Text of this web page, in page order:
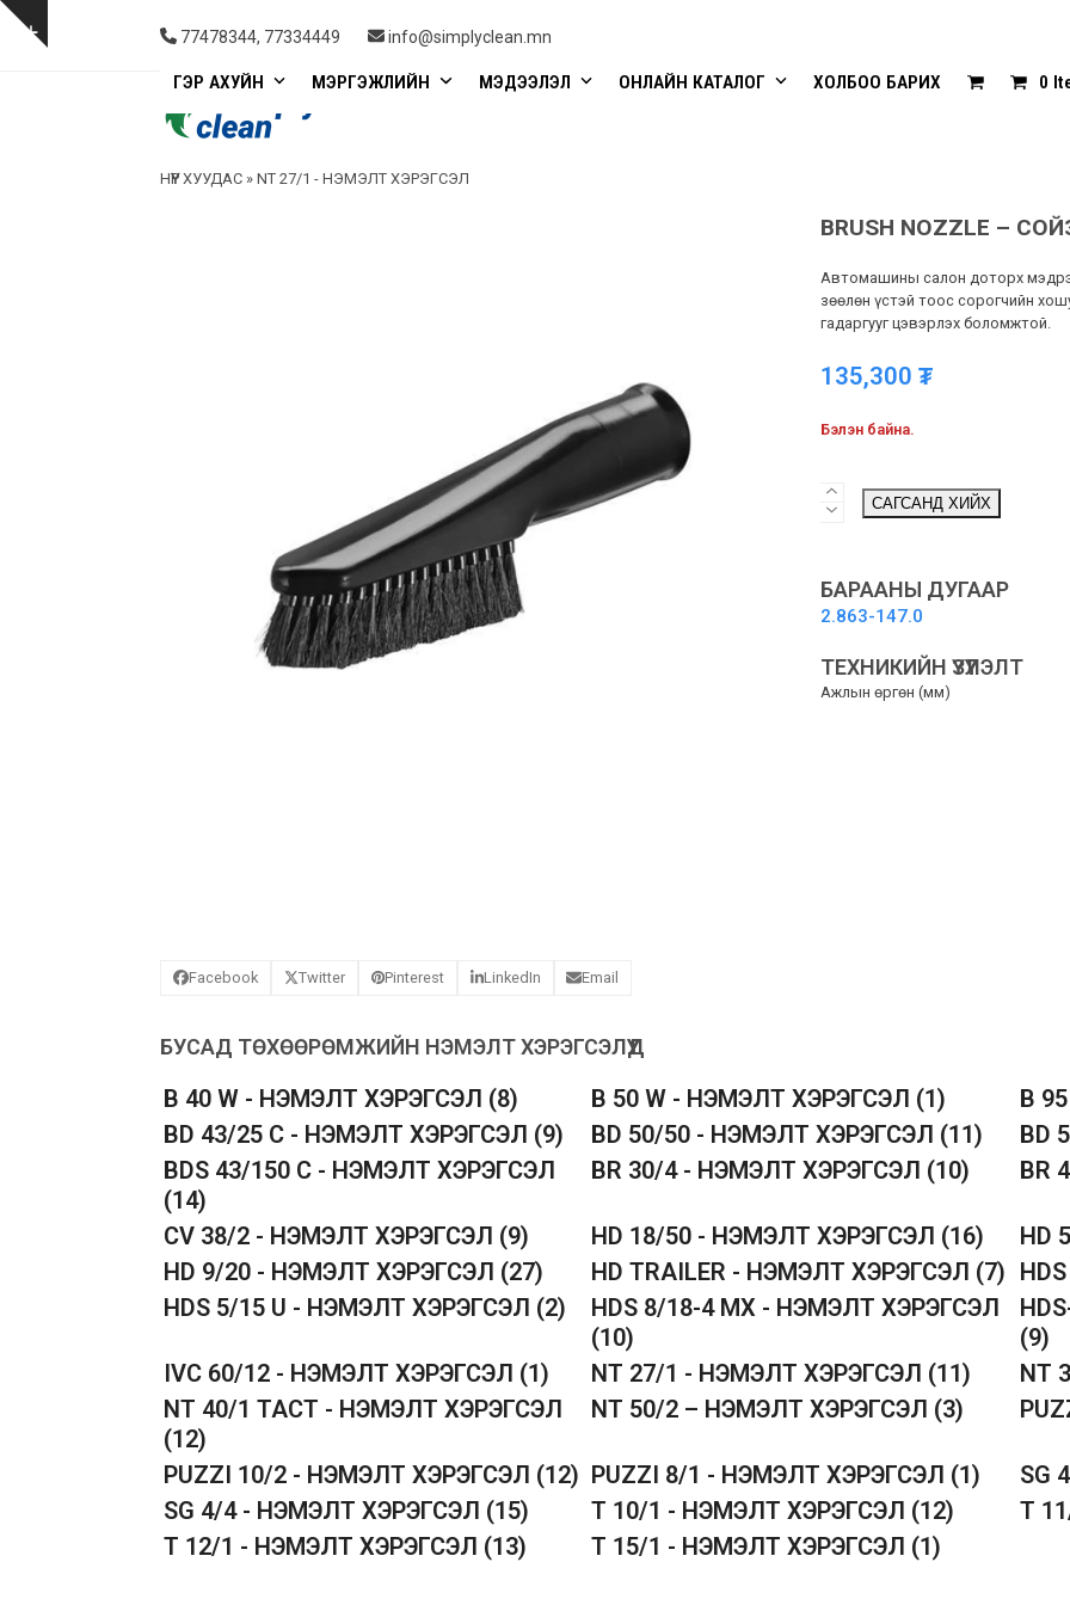
Skip
Show
77478344, 77334449 info@simplyclean.mn
ГЭР АХУЙН МЭРГЭЖЛИЙН МЭДЭЭЛЭЛ ОНЛАЙН КАТАЛОГ ХОЛБОО БАРИХ 0
НҮҮР ХУУДАС »NT 27/1 - НЭМЭЛТ ХЭРЭГСЭЛ
BRUSH NOZZLE –
Автомашины салон доторх
зөөлөн үстэй тоос сорогчийн
гадаргууг цэвэрлэх боломжтой.
135,300 ₮
Бэлэн байна.
Brush
Nozzle
хошуу
quantity
САГСАНД ХИЙХ
БАРААНЫ ДУГААР
2.863-147.0
ТЕХНИКИЙН ҮЗҮҮЛЭЛТ
Ажлын өргөн (мм)
Facebook Twitter Pinterest LinkedIn Email
БУСАД ТӨХӨӨРӨМЖИЙН НЭМЭЛТ ХЭРЭГСЭЛҮҮД
B 40 W - НЭМЭЛТ ХЭРЭГСЭЛ (8) B 50 W - НЭМЭЛТ ХЭРЭГСЭЛ (1)
B
BD 43/25 C - НЭМЭЛТ ХЭРЭГСЭЛ (9) BD 50/50 - НЭМЭЛТ ХЭРЭГСЭЛ (11)
BD
BDS 43/150 C - НЭМЭЛТ ХЭРЭГСЭЛ
(14)
BR 30/4 - НЭМЭЛТ ХЭРЭГСЭЛ (10) BR
CV 38/2 - НЭМЭЛТ ХЭРЭГСЭЛ (9) HD 18/50 - НЭМЭЛТ ХЭРЭГСЭЛ (16)
HD
HD 9/20 - НЭМЭЛТ ХЭРЭГСЭЛ (27) HD TRAILER - НЭМЭЛТ ХЭРЭГСЭЛ (7)
HDS 5/15 U - НЭМЭЛТ ХЭРЭГСЭЛ (2)
HDS 8/18-4 MX - НЭМЭЛТ ХЭРЭГСЭЛ
(10)
(9)
IVC 60/12 - НЭМЭЛТ ХЭРЭГСЭЛ (1) NT 27/1 - НЭМЭЛТ ХЭРЭГСЭЛ (11)
NT
NT 40/1 TACT - НЭМЭЛТ ХЭРЭГСЭЛ
(12)
NT 50/2 – НЭМЭЛТ ХЭРЭГСЭЛ (3)
PUZZI 10/2 - НЭМЭЛТ ХЭРЭГСЭЛ (12) PUZZI 8/1 - НЭМЭЛТ ХЭРЭГСЭЛ (1)
SG
SG 4/4 - НЭМЭЛТ ХЭРЭГСЭЛ (15) T 10/1 - НЭМЭЛТ ХЭРЭГСЭЛ (12)
T
T 12/1 - НЭМЭЛТ ХЭРЭГСЭЛ (13) T 15/1 - НЭМЭЛТ ХЭРЭГСЭЛ (1)